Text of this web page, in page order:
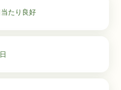
当たり良好